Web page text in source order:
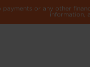
or any other
information,